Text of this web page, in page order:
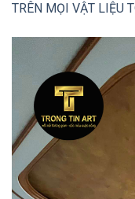
TRÊN MỌI VẬT LIỆU